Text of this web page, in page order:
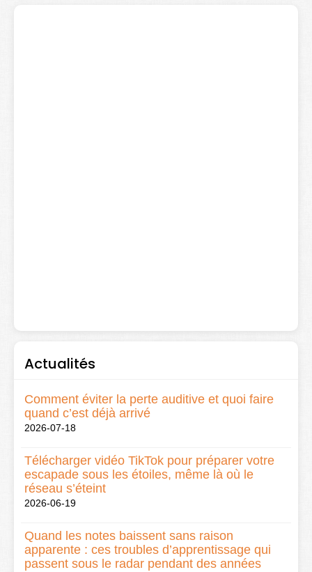
Actualités
Comment éviter la perte auditive et quoi faire
quand c’est déjà arrivé
2026-07-18
Télécharger vidéo TikTok pour préparer votre
escapade sous les étoiles, même là où le
réseau s’éteint
2026-06-19
Quand les notes baissent sans raison
apparente : ces troubles d’apprentissage qui
passent sous le radar pendant des années